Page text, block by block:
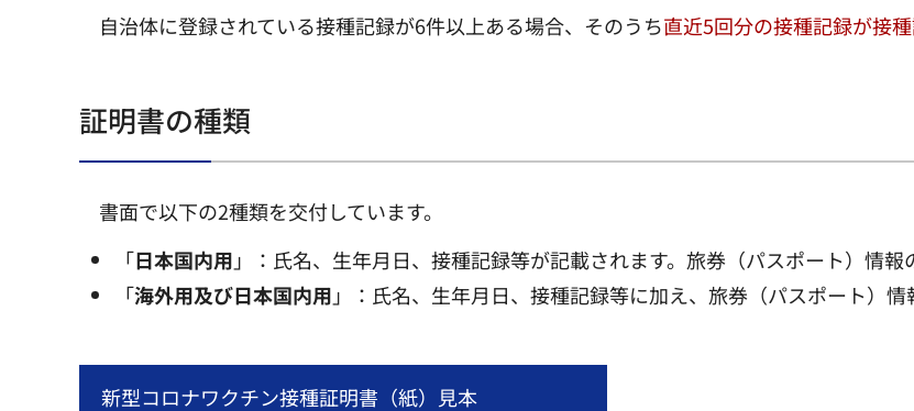
自治体に登録されている接種記録が6件以上ある場合、そのうち直近5回分の接種記録が接
証明書の種類
書面で以下の2種類を交付しています。
「日本国内用 」：氏名、生年月日、接種記録等が記載されます。旅券（パスポート）情報
「海外用及び日本国内用 」：氏名、生年月日、接種記録等に加え、旅券（パスポート）
新型コロナワクチン接種証明書（紙）見本